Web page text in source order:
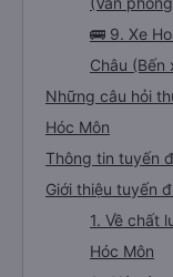
🚌 9. Xe
Châu (Bến
Những câu hỏi
Hóc Môn
Thông tin tuyến
Giới thiệu tuyến
1. Về chất
Hóc Môn